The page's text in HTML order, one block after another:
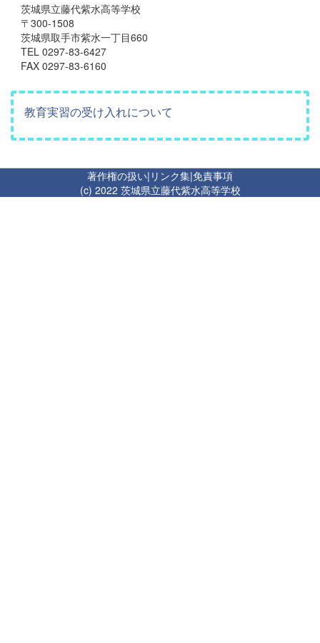
茨城県立藤代紫水高等学校
〒300-1508
茨城県取手市紫水一丁目660
TEL 0297-83-6427
FAX 0297-83-6160
教育実習の受け入れについて
著作権の扱い| リンク集|免責事項
(c) 2022 茨城県立藤代紫水高等学校